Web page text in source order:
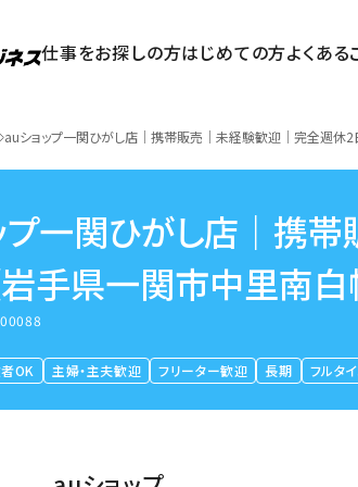
仕事をお探しの方はじめての方よくある
auショップ一関ひがし店｜携帯販売｜未経験歓迎｜完全週休2
プ一関ひがし店｜携
手県一関市中里南白
OK 主婦・主夫歓迎 フリーター歓迎 長期 フルタ